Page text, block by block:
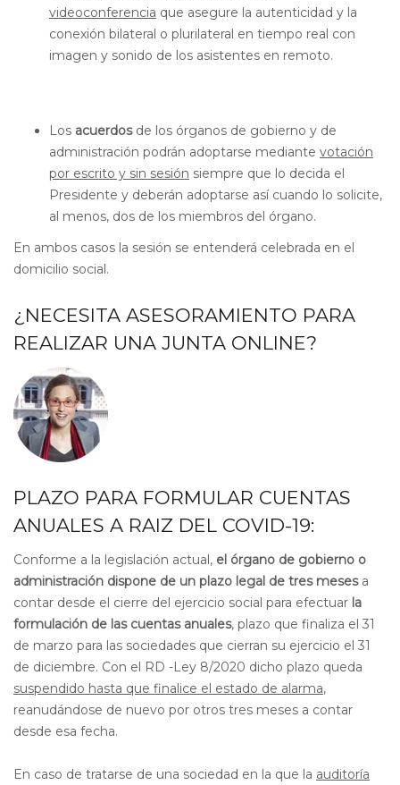
videoconferencia que asegure la autenticidad y la
conexión bilateral o plurilateral en tiempo real con
imagen y sonido de los asistentes en remoto.
Los acuerdos de los órganos de gobierno y de
administración podrán adoptarse mediante votación
por escrito y sin sesión siempre que lo decida el
Presidente y deberán adoptarse así cuando lo solicite,
al menos, dos de los miembros del órgano.
En ambos casos la sesión se entenderá celebrada en el
domicilio social.
¿NECESITA ASESORAMIENTO PARA
REALIZAR UNA JUNTA ONLINE?
PLAZO PARA FORMULAR CUENTAS
ANUALES A RAIZ DEL COVID-19:
Conforme a la legislación actual, el órgano de gobierno o
administración dispone de un plazo legal de tres mesesa
contar desde el cierre del ejercicio social para efectuar la
formulación de las cuentas anuales, plazo que finaliza el 31
de marzo para las sociedades que cierran su ejercicio el 31
de diciembre. Con el RD -Ley 8/2020 dicho plazo queda
suspendido hasta que finalice el estado de alarma,
reanudándose de nuevo por otros tres meses a contar
desde esa fecha.
En caso de tratarse de una sociedad en la que la auditoría